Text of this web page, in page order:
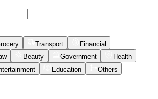
Transport
Financial
Beauty Government
Health
Education Others